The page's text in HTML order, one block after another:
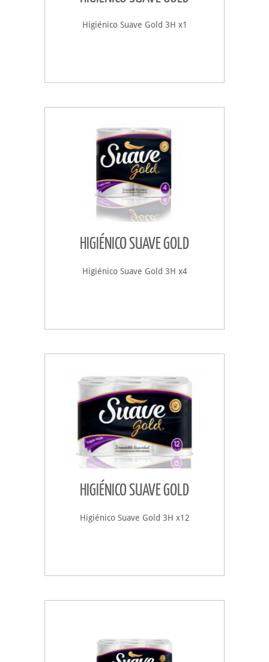
Higiénico Suave Gold 3H x1
HIGIÉNICO SUAVE GOLD
Higiénico Suave Gold 3H x4
HIGIÉNICO SUAVE GOLD
Higiénico Suave Gold 3H x12